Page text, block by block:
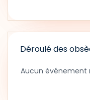
Déroulé des
Aucun événement